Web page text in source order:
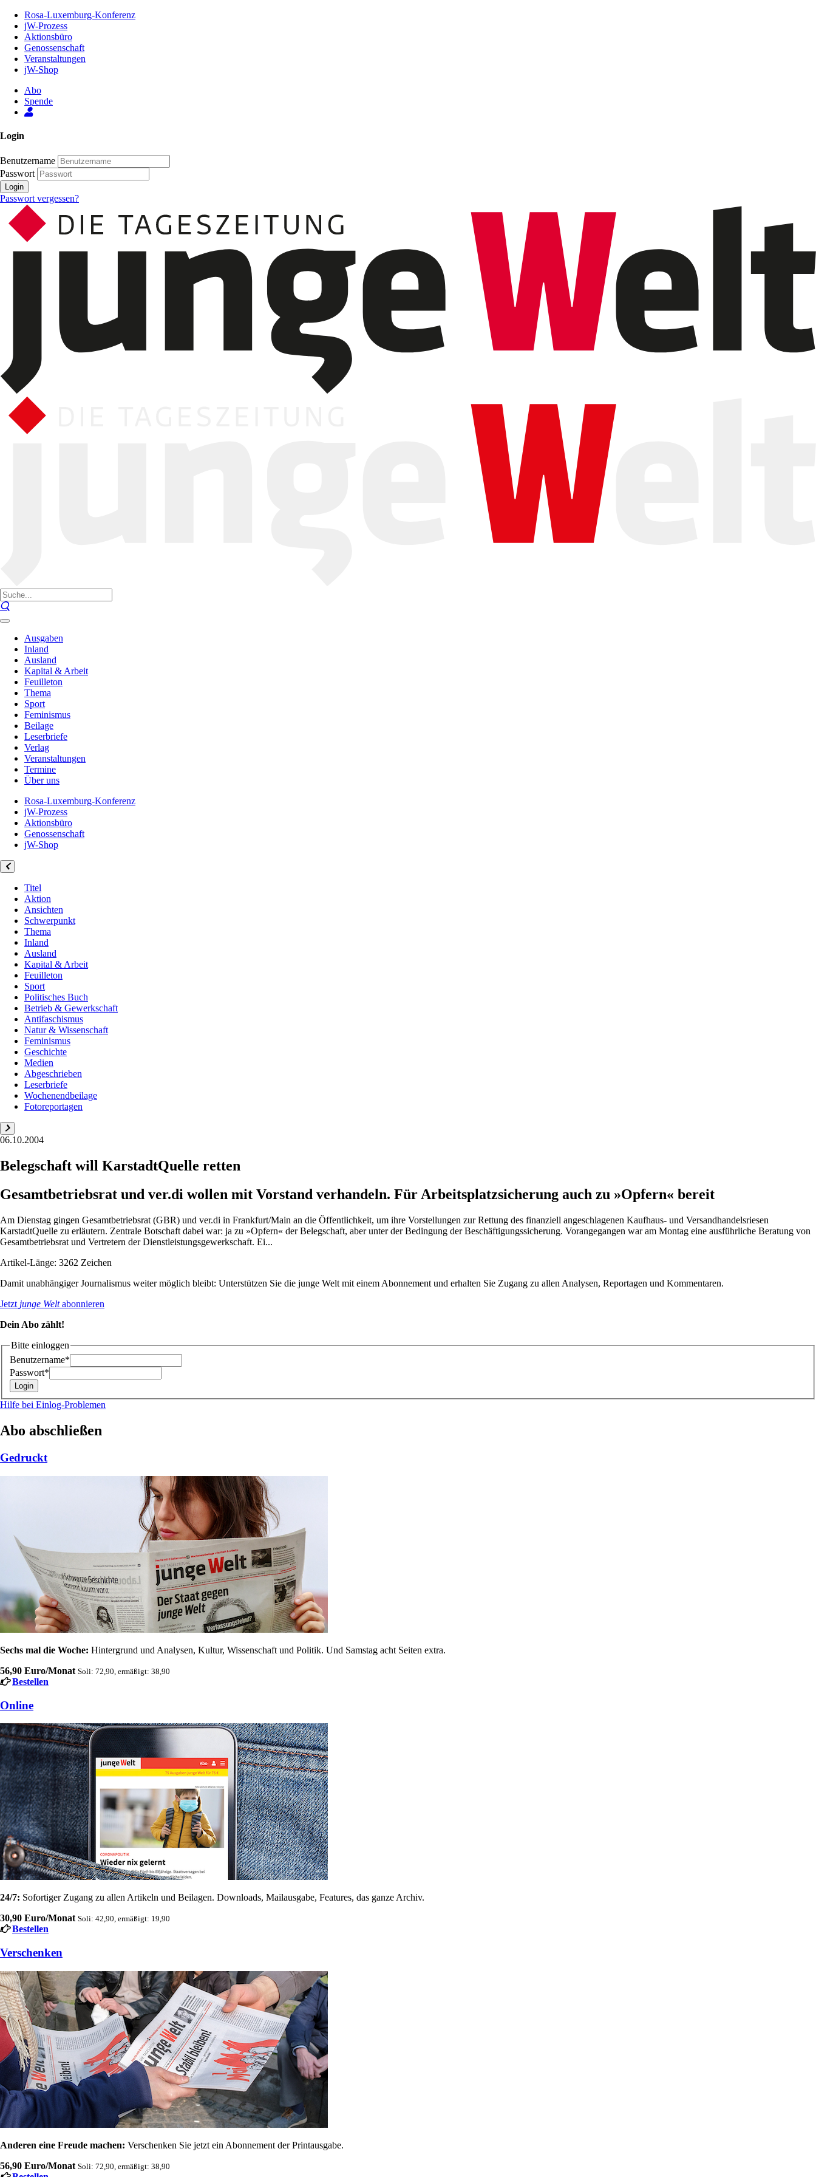
Inhalt
Seite
Rosa-Luxemburg-Konferenz
jW-Prozess
Aktionsbüro
Genossenschaft
Veranstaltungen
jW-Shop
Abo
Spende
Login
Benutzername
Passwort
Login
Passwort vergessen?
Ausgaben
Inland
Ausland
Kapital & Arbeit
Feuilleton
Thema
Sport
Feminismus
Beilage
Leserbriefe
Verlag
Veranstaltungen
Termine
Über uns
Rosa-Luxemburg-Konferenz
jW-Prozess
Aktionsbüro
Genossenschaft
jW-Shop
Titel
Aktion
Ansichten
Schwerpunkt
Thema
Inland
Ausland
Kapital & Arbeit
Feuilleton
Sport
Politisches Buch
Betrieb & Gewerkschaft
Antifaschismus
Natur & Wissenschaft
Feminismus
Geschichte
Medien
Abgeschrieben
Leserbriefe
Wochenendbeilage
Fotoreportagen
06.10.2004
Belegschaft will KarstadtQuelle retten
Gesamtbetriebsrat und ver.di wollen mit Vorstand verhandeln. Für Arbeitsplatzsicherung auch zu »Opfern« bereit
Am Dienstag gingen Gesamtbetriebsrat (GBR) und ver.di in Frankfurt/Main an die Öffentlichkeit, um ihre Vorstellungen zur Rettung des finanziell angeschlagenen Kaufhaus- und Versandhandelsriesen
KarstadtQuelle zu erläutern. Zentrale Botschaft dabei war: ja zu »Opfern« der Belegschaft, aber unter der Bedingung der Beschäftigungssicherung. Vorangegangen war am Montag eine ausführliche Beratung von
Gesamtbetriebsrat und Vertretern der Dienstleistungsgewerkschaft. Ei...
Artikel-Länge: 3262 Zeichen
Damit unabhängiger Journalismus weiter möglich bleibt: Unterstützen Sie die junge Welt mit einem Abonnement und erhalten Sie Zugang zu allen Analysen, Reportagen und Kommentaren.
Jetzt junge Weltabonnieren
Dein Abo zählt!
Bitte einloggen
Benutzername*
Passwort*
Hilfe bei Einlog-Problemen
Abo abschließen
Gedruckt
Sechs mal die Woche: Hintergrund und Analysen, Kultur, Wissenschaft und Politik. Und Samstag acht Seiten extra.
56,90 Euro/Monat Soli: 72,90, ermäßigt: 38,90
Bestellen
Online
24/7: Sofortiger Zugang zu allen Artikeln und Beilagen. Downloads, Mailausgabe, Features, das ganze Archiv.
30,90 Euro/Monat Soli: 42,90, ermäßigt: 19,90
Bestellen
Verschenken
Anderen eine Freude machen: Verschenken Sie jetzt ein Abonnement der Printausgabe.
56,90 Euro/Monat Soli: 72,90, ermäßigt: 38,90